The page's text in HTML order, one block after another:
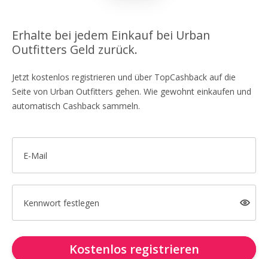
Erhalte bei jedem Einkauf bei Urban
Outfitters Geld zurück.
Jetzt kostenlos registrieren und über TopCashback auf die
Seite von Urban Outfitters gehen. Wie gewohnt einkaufen und
automatisch Cashback sammeln.
E-Mail
Kennwort festlegen
Kostenlos registrieren